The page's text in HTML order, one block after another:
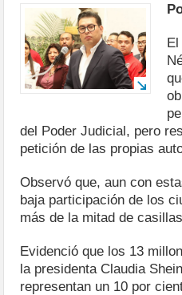
del Poder Judicial, pero
petición de las propias
Observó que, aun con
baja participación de los
más de la mitad de
Evidenció que los 13
la presidenta Claudia
representan un 10 por